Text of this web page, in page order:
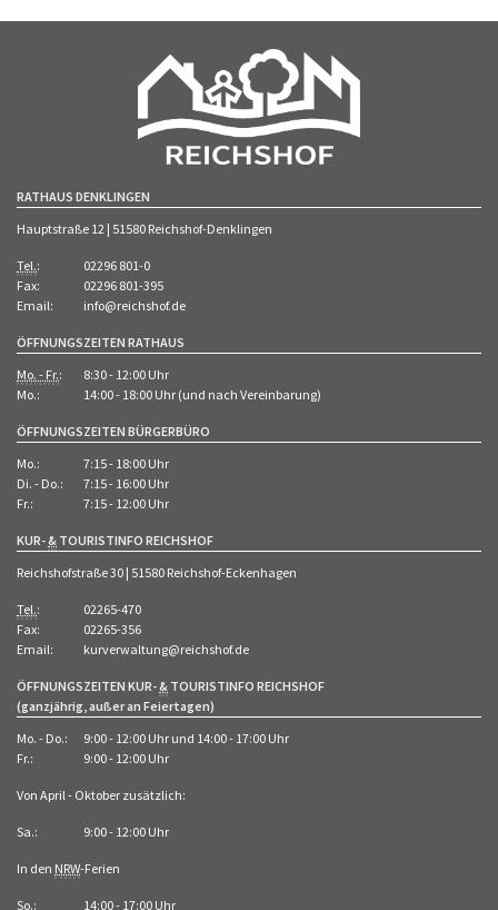
RATHAUS DENKLINGEN
Hauptstraße 12 | 51580 Reichshof-Denklingen
Tel.:
02296 801-0
Fax:
02296 801-395
Email:
info@reichshof.de
ÖFFNUNGSZEITEN RATHAUS
Mo. - Fr.:
8:30 - 12:00 Uhr
Mo.:
14:00 - 18:00 Uhr (und nach Vereinbarung)
ÖFFNUNGSZEITEN BÜRGERBÜRO
Mo.:
7:15 - 18:00 Uhr
Di. - Do.:
7:15 - 16:00 Uhr
Fr.:
7:15 - 12:00 Uhr
KUR-& TOURISTINFO REICHSHOF
Reichshofstraße 30 | 51580 Reichshof-Eckenhagen
Tel.:
02265-470
Fax:
02265-356
Email:
kurverwaltung@reichshof.de
ÖFFNUNGSZEITEN KUR-& TOURISTINFO REICHSHOF
(ganzjährig, außer an Feiertagen)
Mo. - Do.:
9:00 - 12:00 Uhr und 14:00 - 17:00 Uhr
Fr.:
9:00 - 12:00 Uhr
Von April - Oktober zusätzlich:
Sa.: 9:00 - 12:00 Uhr
In den NRW-Ferien
So.: 14:00 - 17:00 Uhr